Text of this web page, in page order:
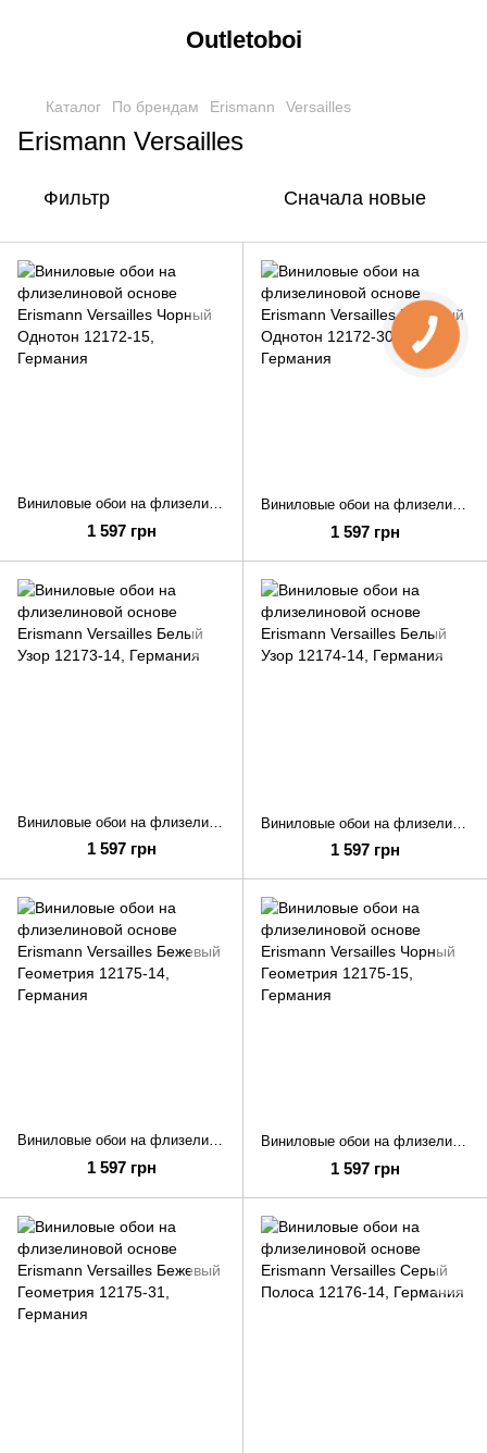
Outletoboi
Каталог По брендам Erismann Versailles
Erismann Versailles
Фильтр Сначала новые
Виниловые обои на флизелиновой основе Erismann Versailles Чорный Однотон 12172-15
1 597 грн
Виниловые обои на флизелиновой основе Erismann Versailles Бежевый Однотон 12172-30
1 597 грн
1 597 грн 1 597 грн
Виниловые обои на флизелиновой основе Erismann Versailles Бежевый Геометрия 12175-14
1 597 грн
Виниловые обои на флизелиновой основе Erismann Versailles Чорный Геометрия 12175-15
1 597 грн